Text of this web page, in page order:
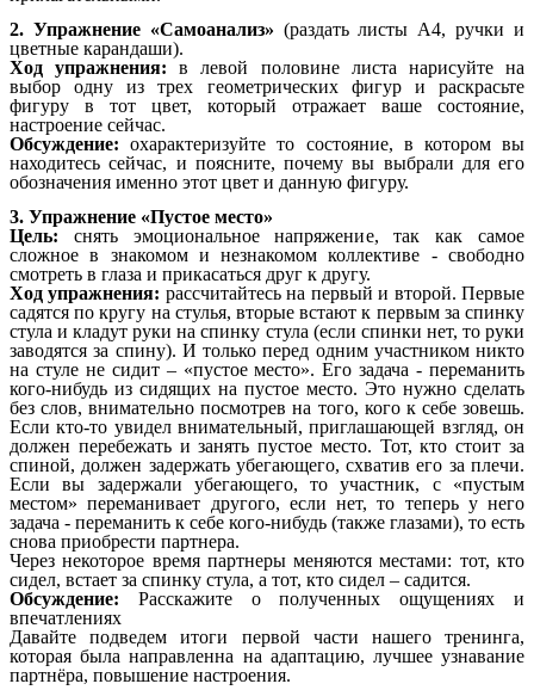
2. Упражнение «Самоанализ» (раздать листы А4, ручки и
цветные карандаши).
Ход упражнения:в левой половине листа нарисуйте на
выбор одну из трех геометрических фигур и раскрасьте
фигуру в тот цвет, который отражает ваше состояние,
настроение сейчас.
Обсуждение:охарактеризуйте то состояние, в котором вы
находитесь сейчас, и поясните, почему вы выбрали для его
обозначения именно этот цвет и данную фигуру.
3. Упражнение «Пустое место»
Цель: снять эмоциональное напряжение, так как самое
сложное в знакомом и незнакомом коллективе - свободно
смотреть в глаза и прикасаться друг к другу.
Ход упражнения: рассчитайтесь на первый и второй. Первые
садятся по кругу на стулья, вторые встают к первым за спинку
стула и кладут руки на спинку стула (если спинки нет, то руки
заводятся за спину). И только перед одним участником никто
на стуле не сидит – «пустое место». Его задача - переманить
кого-нибудь из сидящих на пустое место. Это нужно сделать
без слов, внимательно посмотрев на того, кого к себе зовешь.
Если кто-то увидел внимательный, приглашающей взгляд, он
должен перебежать и занять пустое место. Тот, кто стоит за
спиной, должен задержать убегающего, схватив его за плечи.
Если вы задержали убегающего, то участник, с «пустым
местом» переманивает другого, если нет, то теперь у него
задача - переманить к себе кого-нибудь (также глазами), то есть
снова приобрести партнера.
Через некоторое время партнеры меняются местами: тот, кто
сидел, встает за спинку стула, а тот, кто сидел – садится.
Обсуждение: Расскажите о полученных ощущениях и
впечатлениях
Давайте подведем итоги первой части нашего тренинга,
которая была направленна на адаптацию, лучшее узнавание
партнёра, повышение настроения.